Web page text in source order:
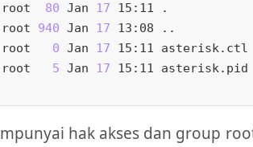
root 80 Jan 17 15:11 .
940 Jan 17 13:08 ..
root 0 Jan 17 15:11 asterisk.ctl
root 5 Jan 17 15:11 asterisk.pid
hak akses dan group